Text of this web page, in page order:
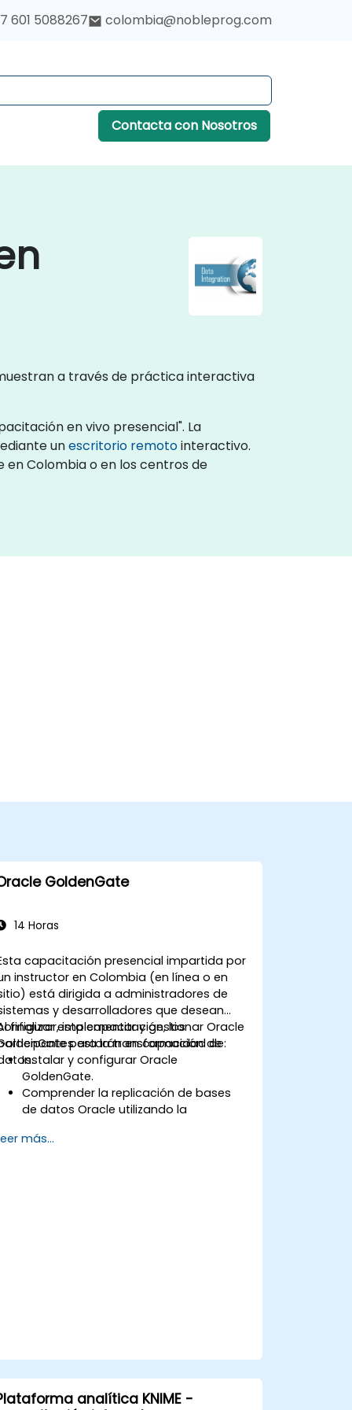
601 5088267 colombia@nobleprog.com
Contacta con Nosotros
a través de práctica interactiva
en vivo presencial". La
unescritorio remotointeractivo.
Colombia o en los centros de
GoldenGate
14 Horas
capacitación presencial impartida por
instructor en Colombia (en línea o en
está dirigida a administradores de
y desarrolladores que desean
implementar y gestionar Oracle
para la transformación de
finalizar esta capacitación, los
estarán en capacidad de:
Instalar y configurar Oracle
GoldenGate.
Comprender la replicación de bases
de datos Oracle utilizando la
Entender la arquitectura de Oracle
más...
analítica KNIME -